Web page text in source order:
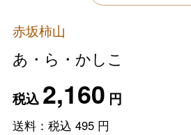
赤坂柿山
あ・ら・かしこ
税込2,160 円
送料：税込 495円